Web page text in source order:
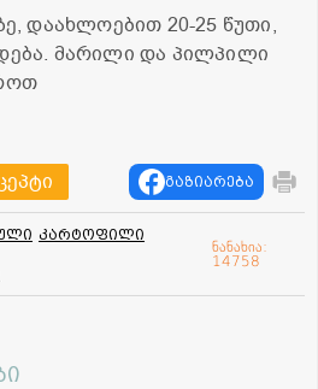
დაახლოებით 20-25 წუთი,
მარილი და პილპილი
გაზიარება
კარტოფილი
ნანახია:
14758